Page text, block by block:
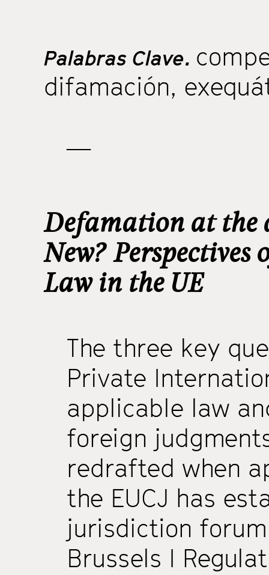
Palabras Clave.
difamación,
—
Defamation at the
New?
Law in the UE
The three key
Private
applicable law
foreign
redrafted when
the EUCJ has
jurisdiction
Brussels I